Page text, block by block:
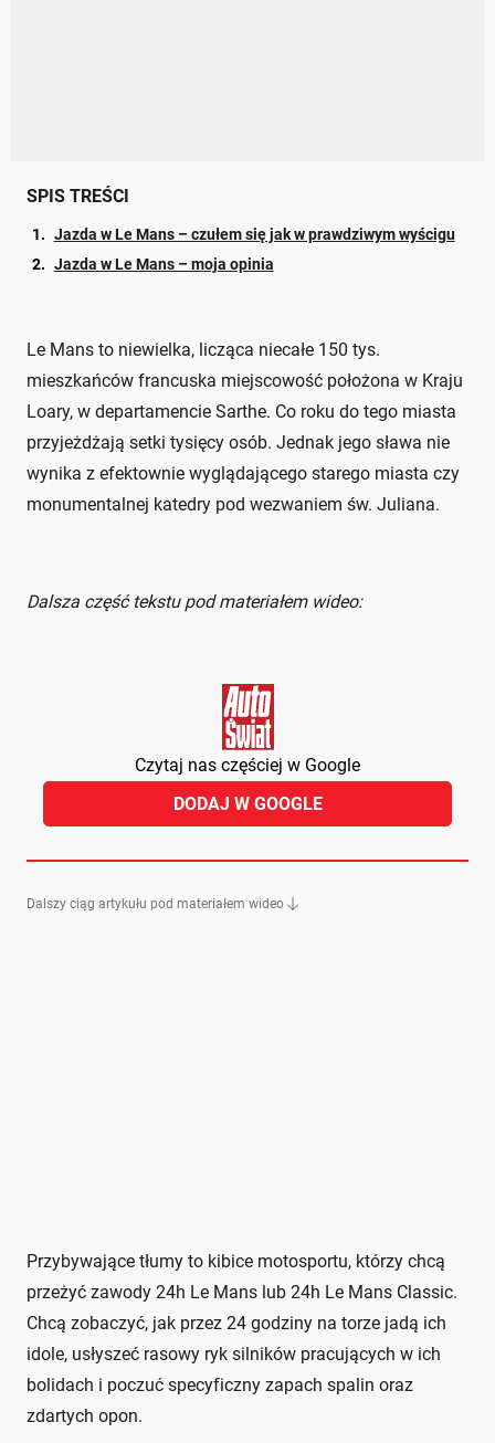
SPIS TREŚCI
Jazda w Le Mans – czułem się jak w prawdziwym wyścigu
Jazda w Le Mans – moja opinia
Le Mans to niewielka, licząca niecałe 150 tys.
mieszkańców francuska miejscowość położona w Kraju
Loary, w departamencie Sarthe. Co roku do tego miasta
przyjeżdżają setki tysięcy osób. Jednak jego sława nie
wynika z efektownie wyglądającego starego miasta czy
monumentalnej katedry pod wezwaniem św. Juliana.
Dalsza część tekstu pod materiałem wideo:
Czytaj nas częściej w Google
DODAJ W GOOGLE
Dalszy ciąg artykułu pod materiałem wideo
Przybywające tłumy to kibice motosportu, którzy chcą
przeżyć zawody 24h Le Mans lub 24h Le Mans Classic.
Chcą zobaczyć, jak przez 24 godziny na torze jadą ich
idole, usłyszeć rasowy ryk silników pracujących w ich
bolidach i poczuć specyficzny zapach spalin oraz
zdartych opon.